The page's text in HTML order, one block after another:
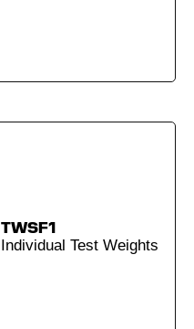
TWSF1
Individual Test Weights